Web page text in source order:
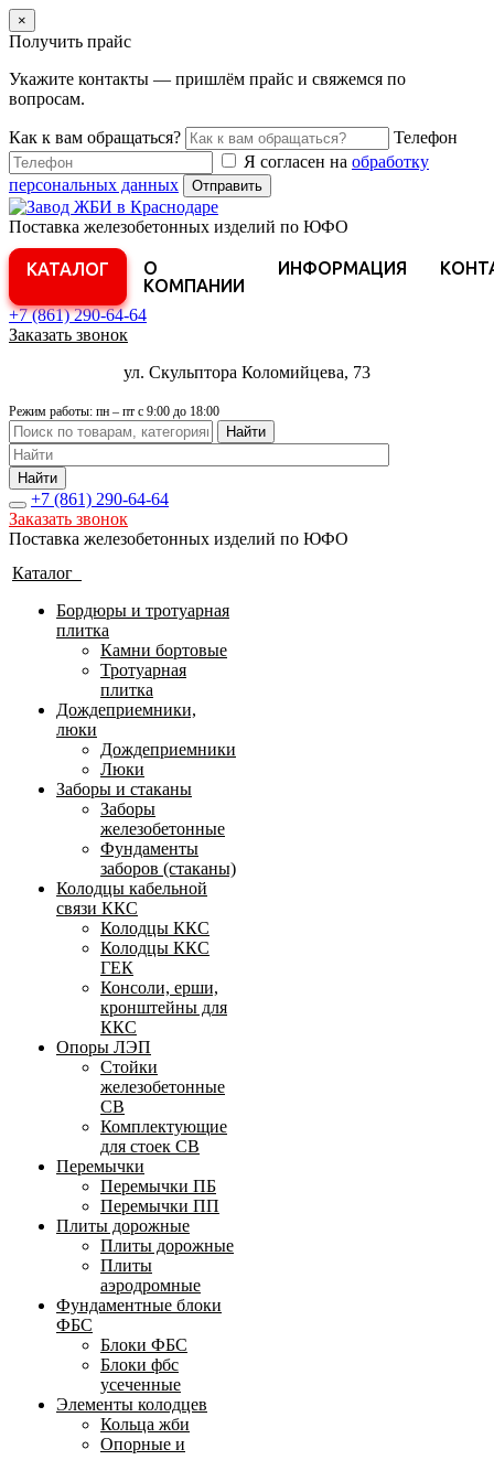
×
Получить прайс
Укажите контакты — пришлём прайс и свяжемся по
вопросам.
Как к вам обращаться?
Телефон
Я согласен на обработку
персональных данных
Отправить
Поставка железобетонных изделий по ЮФО
КАТАЛОГ
О
КОМПАНИИ
ИНФОРМАЦИЯ
+7 (861)290-64-64
Заказать звонок
ул. Скульптора Коломийцева, 73
Режим работы: пн – пт с 9:00 до 18:00
Найти
Найти
+7 (861) 290-64-64
Заказать звонок
Поставка железобетонных изделий по ЮФО
Каталог
Бордюры и тротуарная
плитка
Камни бортовые
Тротуарная
плитка
Дождеприемники,
люки
Дождеприемники
Люки
Заборы и стаканы
Заборы
железобетонные
Фундаменты
заборов (стаканы)
Колодцы кабельной
связи ККС
Колодцы ККС
Колодцы ККС
ГЕК
Консоли, ерши,
кронштейны для
ККС
Опоры ЛЭП
Стойки
железобетонные
СВ
Комплектующие
для стоек СВ
Перемычки
Перемычки ПБ
Перемычки ПП
Плиты дорожные
Плиты дорожные
Плиты
аэродромные
Фундаментные блоки
ФБС
Блоки ФБС
Блоки фбс
усеченные
Элементы колодцев
Кольца жби
Опорные и